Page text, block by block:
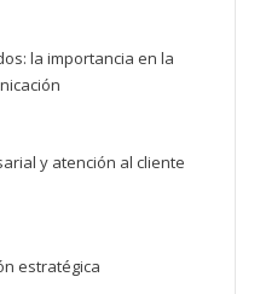
la importancia en la
y atención al cliente
estratégica